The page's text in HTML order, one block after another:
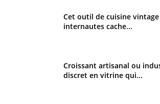
Cet outil de cuisine
internautes cache...
Croissant artisanal ou
discret en vitrine qui...